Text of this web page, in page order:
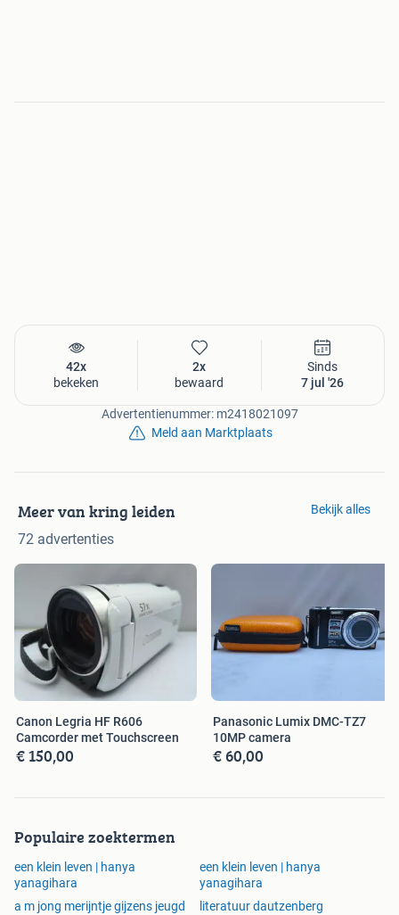
42x
bekeken
2x
bewaard
Sinds
7 jul '26
Advertentienummer: m2418021097
Meld aan Marktplaats
Meer van kring leiden
72 advertenties
Bekijk alles
Canon Legria HF R606
Camcorder met Touchscreen
€ 150,00
Panasonic Lumix DMC-TZ7
10MP camera
€ 60,00
Populaire zoektermen
een klein leven | hanya
yanagihara
een klein leven | hanya
yanagihara
a m jong merijntje gijzens jeugd
literatuur dautzenberg